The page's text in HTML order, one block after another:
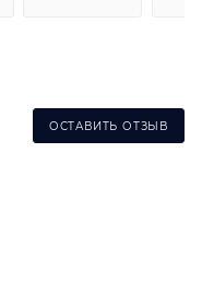
ОСТАВИТЬ ОТЗЫВ